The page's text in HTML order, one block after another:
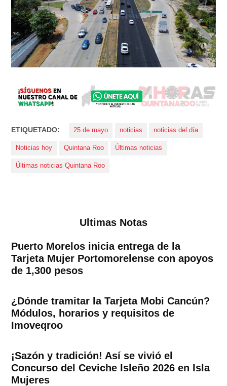
ETIQUETADO: 25 de mayo noticias noticias del día
Noticias hoy Quintana Roo Últimas noticias
Últimas noticias Quintana Roo
Ultimas Notas
Puerto Morelos inicia entrega de la
Tarjeta Mujer Portomorelense con apoyos
de 1,300 pesos
¿Dónde tramitar la Tarjeta Mobi Cancún?
Módulos, horarios y requisitos de
Imoveqroo
¡Sazón y tradición! Así se vivió el
Concurso del Ceviche Isleño 2026 en Isla
Mujeres